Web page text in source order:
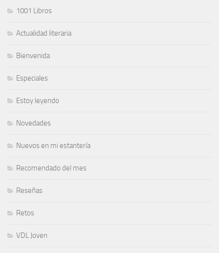
1001 Libros
Actualidad literaria
Bienvenida
Especiales
Estoy leyendo
Novedades
Nuevos en mi estantería
Recomendado del mes
Reseñas
Retos
VDL Joven